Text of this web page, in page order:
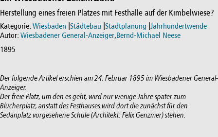
Herstellung eines freien Platzes mit Festhalle auf der Kimbelwiese?
Kategorie: Wiesbaden Städtebau Stadtplanung Jahrhundertwende
Autor: Wiesbadener General-Anzeiger,Bernd-Michael Neese
1895
Der folgende Artikel erschien am 24. Februar 1895 im Wiesbadener General-
Anzeiger.
Der freie Platz, um den es geht, wird nur wenige Jahre später zum
Blücherplatz, anstatt des Festhauses wird dort die zunächst für den
Sedanplatz vorgesehene Schule (Architekt: Felix Genzmer) stehen.